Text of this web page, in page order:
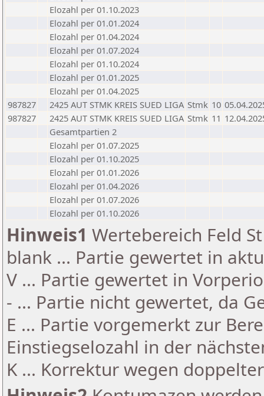
Elozahl per 01.10.2023
Elozahl per 01.01.2024
Elozahl per 01.04.2024
Elozahl per 01.07.2024
Elozahl per 01.10.2024
Elozahl per 01.01.2025
Elozahl per 01.04.2025
987827
2425 AUT STMK KREIS SUED LIGA Stmk 10
987827
2425 AUT STMK KREIS SUED LIGA Stmk 11
Gesamtpartien 2
Elozahl per 01.07.2025
Elozahl per 01.10.2025
Elozahl per 01.01.2026
Elozahl per 01.04.2026
Elozahl per 01.07.2026
Elozahl per 01.10.2026
Hinweis1 Wertebereich Feld
blank ... Partie gewertet in
V ... Partie gewertet in
- ... Partie nicht gewertet, da
E ... Partie vorgemerkt zur
Einstiegselozahl in der
K ... Korrektur wegen